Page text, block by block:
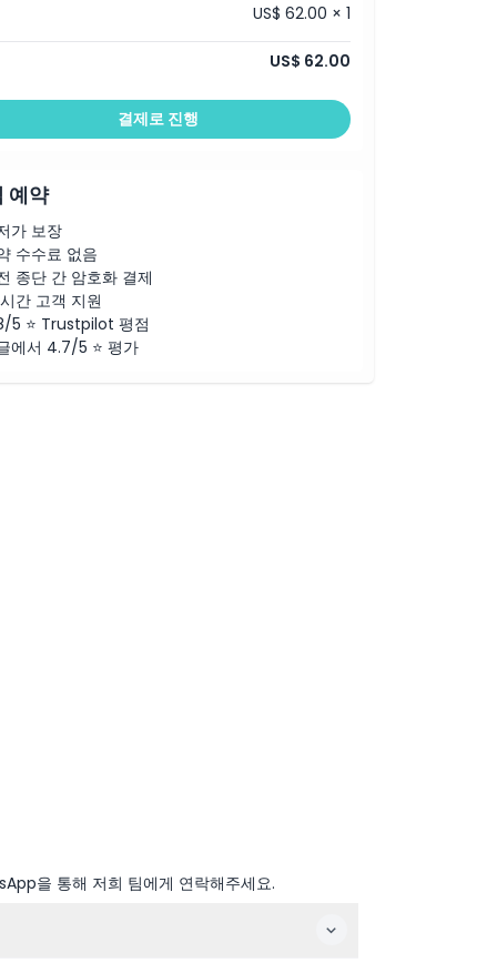
US$ 62.00 × 1
US$ 62.00
결제로 진행
예약
가 보장
수수료 없음
종단 간 암호화 결제
간 고객 지원
5 ⭐ Trustpilot 평점
에서 4.7/5 ⭐ 평가
을 통해 저희 팀에게 연락해주세요.